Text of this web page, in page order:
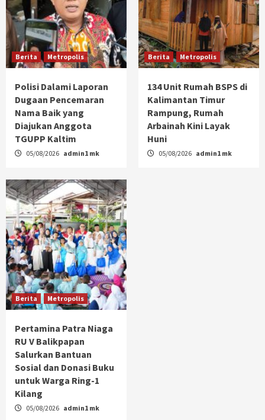
Berita Metropolis
Polisi Dalami Laporan
Dugaan Pencemaran
Nama Baik yang
Diajukan Anggota
TGUPP Kaltim
05/08/2026 admin1 mk
Berita Metropolis
134 Unit Rumah BSPS di
Kalimantan Timur
Rampung, Rumah
Arbainah Kini Layak
Huni
05/08/2026 admin1 mk
Berita Metropolis
Pertamina Patra Niaga
RU V Balikpapan
Salurkan Bantuan
Sosial dan Donasi Buku
untuk Warga Ring-1
Kilang
05/08/2026 admin1 mk